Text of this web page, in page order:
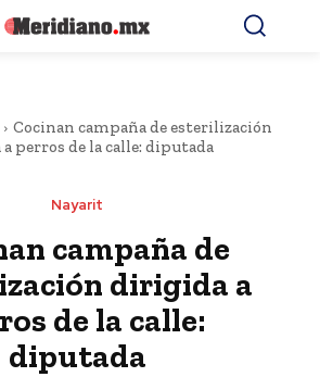
Cocinan campaña de esterilización
perros de la calle: diputada
Nayarit
campaña de
dirigida a
de la calle:
diputada